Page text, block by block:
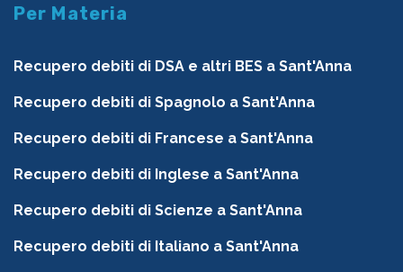
Per Materia
Recupero debiti di DSA e altri BES a Sant'Anna
Recupero debiti di Spagnolo a Sant'Anna
Recupero debiti di Francese a Sant'Anna
Recupero debiti di Inglese a Sant'Anna
Recupero debiti di Scienze a Sant'Anna
Recupero debiti di Italiano a Sant'Anna